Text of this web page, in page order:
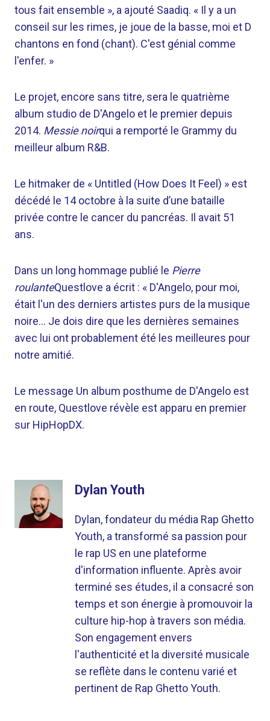
tous fait ensemble », a ajouté Saadiq. « Il y a un
conseil sur les rimes, je joue de la basse, moi et D
chantons en fond (chant). C'est génial comme
l'enfer. »
Le projet, encore sans titre, sera le quatrième
album studio de D'Angelo et le premier depuis
2014. Messie noirqui a remporté le Grammy du
meilleur album R&B.
Le hitmaker de « Untitled (How Does It Feel) » est
décédé le 14 octobre à la suite d’une bataille
privée contre le cancer du pancréas. Il avait 51
ans.
Dans un long hommage publié le Pierre
roulanteQuestlove a écrit : « D'Angelo, pour moi,
était l'un des derniers artistes purs de la musique
noire… Je dois dire que les dernières semaines
avec lui ont probablement été les meilleures pour
notre amitié.
Le message Un album posthume de D'Angelo est
en route, Questlove révèle est apparu en premier
sur HipHopDX.
Dylan Youth
Dylan, fondateur du média Rap Ghetto
Youth, a transformé sa passion pour
le rap US en une plateforme
d'information influente. Après avoir
terminé ses études, il a consacré son
temps et son énergie à promouvoir la
culture hip-hop à travers son média.
Son engagement envers
l'authenticité et la diversité musicale
se reflète dans le contenu varié et
pertinent de Rap Ghetto Youth.